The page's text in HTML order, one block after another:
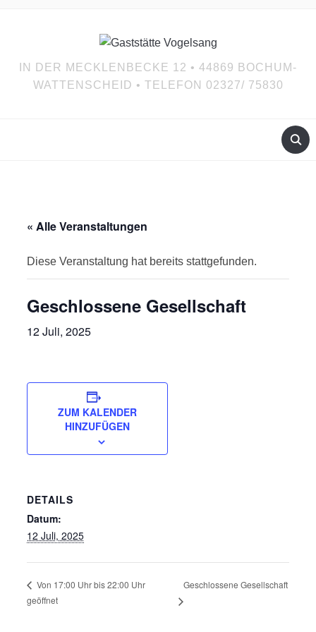
IN DER MECKLENBECKE 12 • 44869 BOCHUM-
WATTENSCHEID • TELEFON 02327/ 75830
« Alle Veranstaltungen
Diese Veranstaltung hat bereits stattgefunden.
Geschlossene Gesellschaft
12 Juli, 2025
ZUM KALENDER
HINZUFÜGEN
DETAILS
Datum:
12 Juli, 2025
Von 17:00 Uhr bis 22:00 Uhr
geöffnet
Geschlossene Gesellschaft